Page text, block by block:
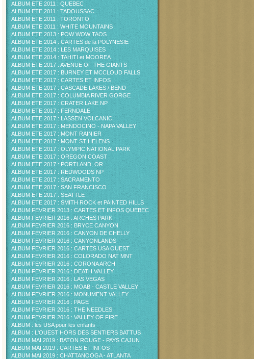
ALBUM ETE 2011 : QUEBEC
ALBUM ETE 2011 : TADOUSSAC
ALBUM ETE 2011 : TORONTO
ALBUM ETE 2011 : WHITE MOUNTAINS
ALBUM ETE 2013 : POW WOW TAOS
ALBUM ETE 2014 : CARTES de la POLYNESIE
ALBUM ETE 2014 : LES MARQUISES
ALBUM ETE 2014 : TAHITI et MOOREA
ALBUM ETE 2017 : AVENUE OF THE GIANTS
ALBUM ETE 2017 : BURNEY ET MCCLOUD FALLS
ALBUM ETE 2017 : CARTES ET INFOS
ALBUM ETE 2017 : CASCADE LAKES / BEND
ALBUM ETE 2017 : COLUMBIA RIVER GORGE
ALBUM ETE 2017 : CRATER LAKE NP
ALBUM ETE 2017 : FERNDALE
ALBUM ETE 2017 : LASSEN VOLCANIC
ALBUM ETE 2017 : MENDOCINO - NAPA VALLEY
ALBUM ETE 2017 : MONT RAINIER
ALBUM ETE 2017 : MONT ST HELENS
ALBUM ETE 2017 : OLYMPIC NATIONAL PARK
ALBUM ETE 2017 : OREGON COAST
ALBUM ETE 2017 : PORTLAND, OR
ALBUM ETE 2017 : REDWOODS NP
ALBUM ETE 2017 : SACRAMENTO
ALBUM ETE 2017 : SAN FRANCISCO
ALBUM ETE 2017 : SEATTLE
ALBUM ETE 2017 : SMITH ROCK et PAINTED HILLS
ALBUM FEVRIER 2013 : CARTES ET INFOS QUEBEC
ALBUM FEVRIER 2016 : ARCHES PARK
ALBUM FEVRIER 2016 : BRYCE CANYON
ALBUM FEVRIER 2016 : CANYON DE CHELLY
ALBUM FEVRIER 2016 : CANYONLANDS
ALBUM FEVRIER 2016 : CARTES USA OUEST
ALBUM FEVRIER 2016 : COLORADO NAT MNT
ALBUM FEVRIER 2016 : CORONA ARCH
ALBUM FEVRIER 2016 : DEATH VALLEY
ALBUM FEVRIER 2016 : LAS VEGAS
ALBUM FEVRIER 2016 : MOAB - CASTLE VALLEY
ALBUM FEVRIER 2016 : MONUMENT VALLEY
ALBUM FEVRIER 2016 : PAGE
ALBUM FEVRIER 2016 : THE NEEDLES
ALBUM FEVRIER 2016 : VALLEY OF FIRE
ALBUM : les USA pour les enfants
ALBUM : L'OUEST HORS DES SENTIERS BATTUS
ALBUM MAI 2019 : BATON ROUGE - PAYS CAJUN
ALBUM MAI 2019 : CARTES ET INFOS
ALBUM MAI 2019 : CHATTANOOGA - ATLANTA